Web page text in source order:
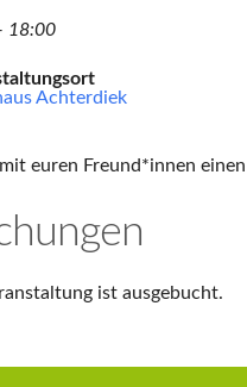
18:00
Achterdiek
euren Freund*innen
ist ausgebucht.